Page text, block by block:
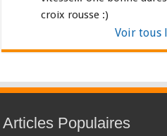
croix rousse :)
Voir tous
Articles Populaires